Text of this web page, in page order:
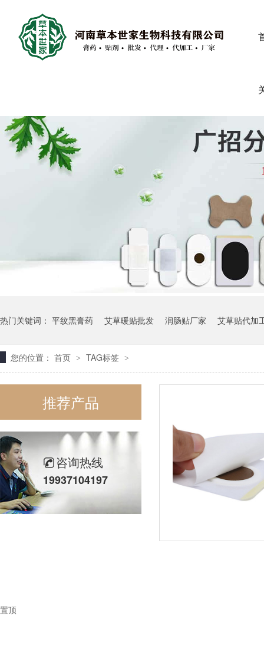
热门关键词： 平纹黑膏药 艾草暖贴批发 润肠贴厂家 艾草贴代加
您的位置： 首页 > TAG标签 >
推荐产品
咨询热线
19937104197
置顶